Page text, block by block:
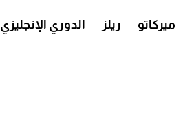
ميركاتو ريلز الدوري الإنجليزي